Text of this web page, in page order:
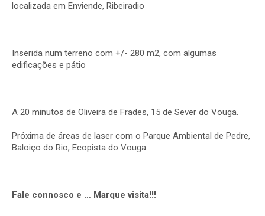
localizada em Enviende, Ribeiradio
Inserida num terreno com +/- 280 m2, com algumas
edificações e pátio
A 20 minutos de Oliveira de Frades, 15 de Sever do Vouga.
Próxima de áreas de laser com o Parque Ambiental de Pedre,
Baloiço do Rio, Ecopista do Vouga
Fale connosco e … Marque visita!!!